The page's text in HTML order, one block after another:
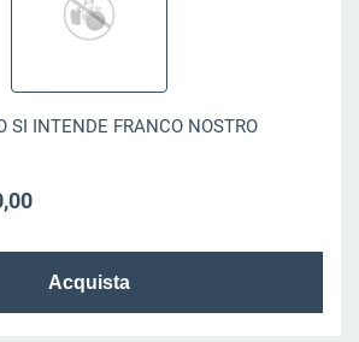
SI INTENDE FRANCO NOSTRO